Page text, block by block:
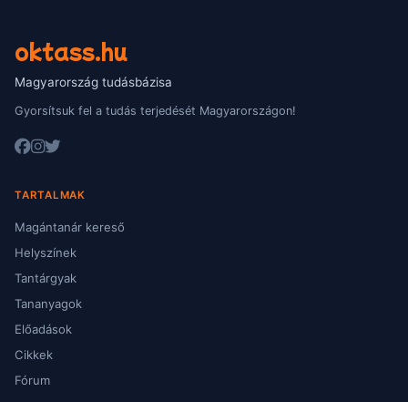
oktass.hu
Magyarország tudásbázisa
Gyorsítsuk fel a tudás terjedését Magyarországon!
TARTALMAK
Magántanár kereső
Helyszínek
Tantárgyak
Tananyagok
Előadások
Cikkek
Fórum